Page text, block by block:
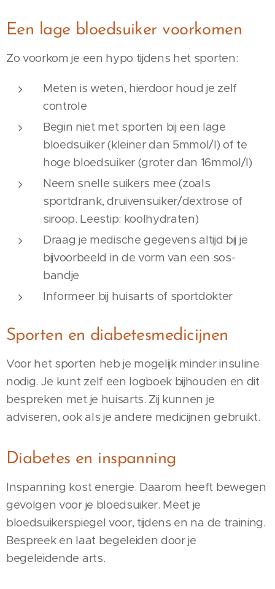
Een lage bloedsuiker voorkomen
Zo voorkom je een hypo tijdens het sporten:
Meten is weten, hierdoor houd je zelf
controle
Begin niet met sporten bij een lage
bloedsuiker (kleiner dan 5mmol/l) of te
hoge bloedsuiker (groter dan 16mmol/l)
Neem snelle suikers mee (zoals
sportdrank, druivensuiker/dextrose of
siroop. Leestip: koolhydraten)
Draag je medische gegevens altijd bij je
bijvoorbeeld in de vorm van een sos-
bandje
Informeer bij huisarts of sportdokter
Sporten en diabetesmedicijnen
Voor het sporten heb je mogelijk minder insuline
nodig. Je kunt zelf een logboek bijhouden en dit
bespreken met je huisarts. Zij kunnen je
adviseren, ook als je andere medicijnen gebruikt.
Diabetes en inspanning
Inspanning kost energie. Daarom heeft bewegen
gevolgen voor je bloedsuiker. Meet je
bloedsuikerspiegel voor, tijdens en na de training.
Bespreek en laat begeleiden door je
begeleidende arts.